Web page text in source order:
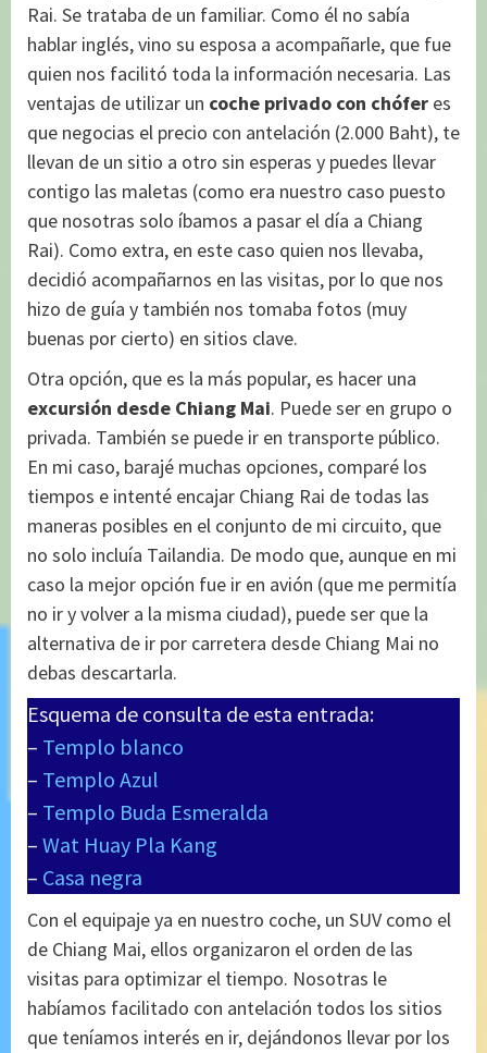
Rai. Se trataba de un familiar. Como él no sabía
hablar inglés, vino su esposa a acompañarle, que fue
quien nos facilitó toda la información necesaria. Las
ventajas de utilizar un coche privado con chófer es
que negocias el precio con antelación (2.000 Baht), te
llevan de un sitio a otro sin esperas y puedes llevar
contigo las maletas (como era nuestro caso puesto
que nosotras solo íbamos a pasar el día a Chiang
Rai). Como extra, en este caso quien nos llevaba,
decidió acompañarnos en las visitas, por lo que nos
hizo de guía y también nos tomaba fotos (muy
buenas por cierto) en sitios clave.
Otra opción, que es la más popular, es hacer una
excursión desde Chiang Mai. Puede ser en grupo o
privada. También se puede ir en transporte público.
En mi caso, barajé muchas opciones, comparé los
tiempos e intenté encajar Chiang Rai de todas las
maneras posibles en el conjunto de mi circuito, que
no solo incluía Tailandia. De modo que, aunque en mi
caso la mejor opción fue ir en avión (que me permitía
no ir y volver a la misma ciudad), puede ser que la
alternativa de ir por carretera desde Chiang Mai no
debas descartarla.
Esquema de consulta de esta entrada:
– Templo blanco
– Templo Azul
– Templo Buda Esmeralda
– Wat Huay Pla Kang
– Casa negra
Con el equipaje ya en nuestro coche, un SUV como el
de Chiang Mai, ellos organizaron el orden de las
visitas para optimizar el tiempo. Nosotras le
habíamos facilitado con antelación todos los sitios
que teníamos interés en ir, dejándonos llevar por los